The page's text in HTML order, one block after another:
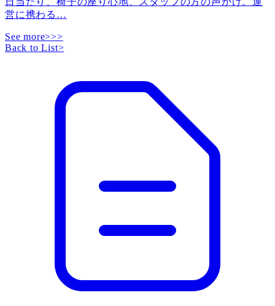
営に携わる …
See more>>>
Back to List>